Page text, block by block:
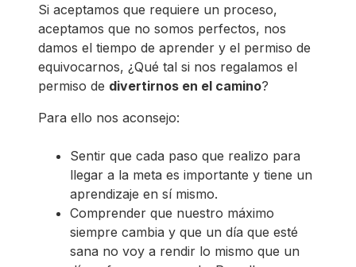
Si aceptamos que requiere un proceso,
aceptamos que no somos perfectos, nos
damos el tiempo de aprender y el permiso de
equivocarnos, ¿Qué tal si nos regalamos el
permiso de divertirnos en el camino?
Para ello nos aconsejo:
Sentir que cada paso que realizo para
llegar a la meta es importante y tiene un
aprendizaje en sí mismo.
Comprender que nuestro máximo
siempre cambia y que un día que esté
sana no voy a rendir lo mismo que un